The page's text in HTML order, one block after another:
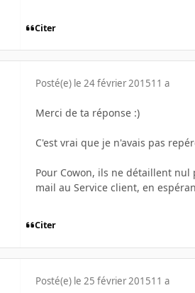
Citer
Posté(e) le 24 février 201511 a
Merci de ta réponse :)
C'est vrai que je n'avais pas
Pour Cowon, ils ne détaillent
mail au Service client, en
Citer
Posté(e) le 25 février 201511 a